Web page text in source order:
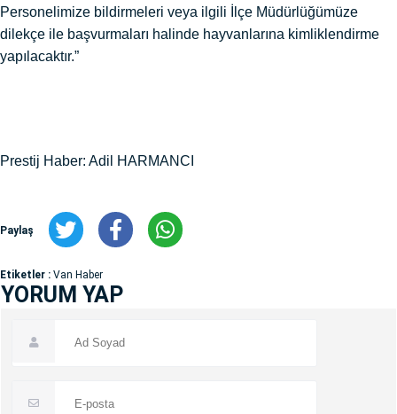
Personelimize bildirmeleri veya ilgili İlçe Müdürlüğümüze
dilekçe ile başvurmaları halinde hayvanlarına kimliklendirme
yapılacaktır.”
Prestij Haber: Adil HARMANCI
Paylaş
Etiketler : Van Haber
YORUM YAP